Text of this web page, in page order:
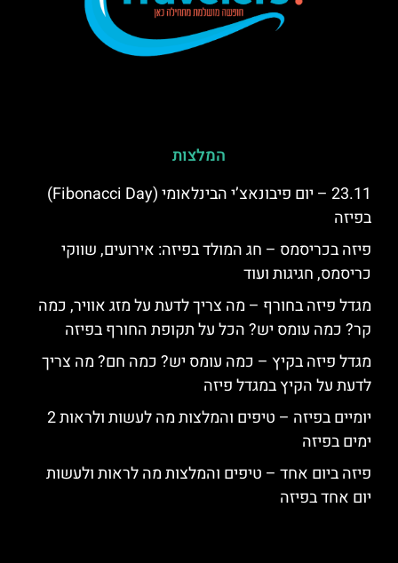
המלצות
23.11 – יום פיבונאצ’י הבינלאומי (Fibonacci Day)
בפיזה
פיזה בכריסמס – חג המולד בפיזה: אירועים, שווקי
כריסמס, חגיגות ועוד
מגדל פיזה בחורף – מה צריך לדעת על מזג אוויר, כמה
קר? כמה עומס יש? הכל על תקופת החורף בפיזה
מגדל פיזה בקיץ – כמה עומס יש? כמה חם? מה צריך
לדעת על הקיץ במגדל פיזה
יומיים בפיזה – טיפים והמלצות מה לעשות ולראות 2
ימים בפיזה
פיזה ביום אחד – טיפים והמלצות מה לראות ולעשות
יום אחד בפיזה